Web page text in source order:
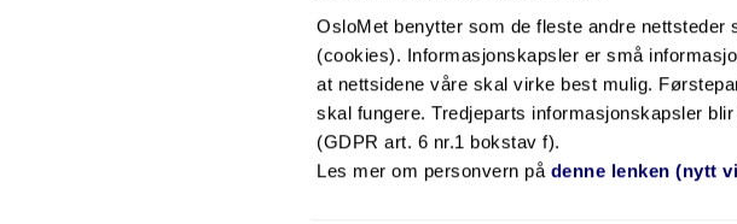
OsloMet benytter som de fleste andre
(cookies). Informasjonskapsler er små
at nettsidene våre skal virke best mulig.
skal fungere. Tredjeparts informasjonskapsler
(GDPR art. 6 nr.1 bokstav f).
Les mer om personvern på denne lenken (nytt